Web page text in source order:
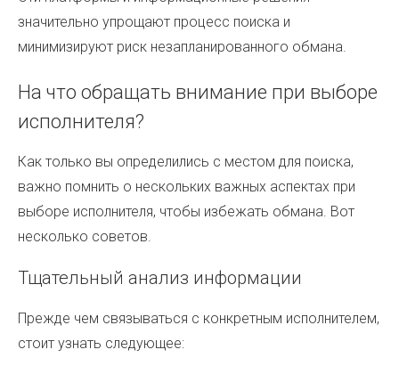
значительно упрощают процесс поиска и
минимизируют риск незапланированного обмана.
На что обращать внимание при выборе
исполнителя?
Как только вы определились с местом для поиска,
важно помнить о нескольких важных аспектах при
выборе исполнителя, чтобы избежать обмана. Вот
несколько советов.
Тщательный анализ информации
Прежде чем связываться с конкретным исполнителем,
стоит узнать следующее: